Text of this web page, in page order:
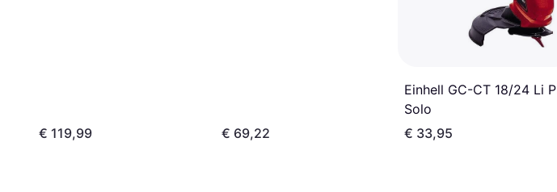
€ 119,99 € 69,22
Einhell GC-CT 18/24 Li P
Solo
€ 33,95